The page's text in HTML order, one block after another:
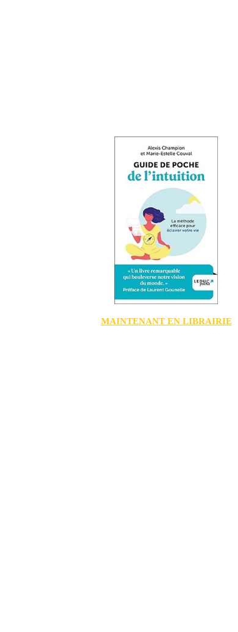
MAINTENANT EN LIBRAIRIE